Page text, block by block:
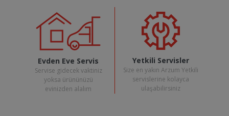
Evden Eve Servis
Servise gidecek vaktiniz
yoksa ürününüzü
evinizden alalım
Yetkili Servisler
Size en yakın Arzum Yetkili
servislerine kolayca
ulaşabilirsiniz